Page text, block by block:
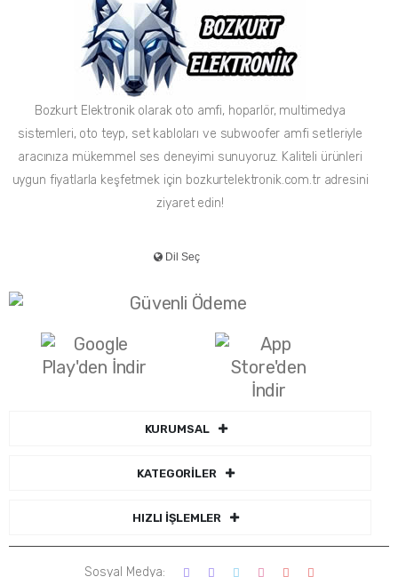
Bozkurt Elektronik olarak oto amfi, hoparlör, multimedya
sistemleri, oto teyp, set kabloları ve subwoofer amfi setleriyle
aracınıza mükemmel ses deneyimi sunuyoruz. Kaliteli ürünleri
uygun fiyatlarla keşfetmek için bozkurtelektronik.com.tr adresini
ziyaret edin!
KURUMSAL
KATEGORİLER
HIZLI İŞLEMLER
Sosyal Medya: